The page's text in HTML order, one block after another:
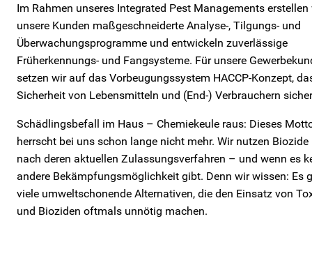
Im Rahmen unseres Integrated Pest Managements
unsere Kunden maßgeschneiderte Analyse-, Tilgungs- und
Überwachungsprogramme und entwickeln zuverlässige
Früherkennungs- und Fangsysteme. Für unsere
setzen wir auf das Vorbeugungssystem HACCP-Konzept,
Sicherheit von Lebensmitteln und (End-) Verbrauchern
Schädlingsbefall im Haus – Chemiekeule raus: Dieses
herrscht bei uns schon lange nicht mehr. Wir nutzen Biozide
nach deren aktuellen Zulassungsverfahren – und wenn es
andere Bekämpfungsmöglichkeit gibt. Denn wir wissen: Es
viele umweltschonende Alternativen, die den Einsatz von
und Bioziden oftmals unnötig machen.